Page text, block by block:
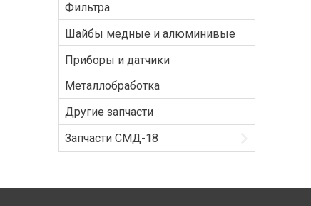
Фильтра
Шайбы медные и алюминивые
Приборы и датчики
Металлобработка
Другие запчасти
Запчасти СМД-18